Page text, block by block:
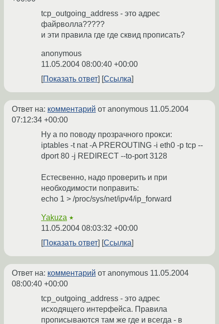
tcp_outgoing_address - это адрес
файрволла?????
и эти правила где где сквид прописать?
anonymous
11.05.2004 08:00:40 +00:00
Показать ответ
Ссылка
Ответ на: комментарий от anonymous 11.05.2004
07:12:34 +00:00
Ну а по поводу прозрачного прокси:
iptables -t nat -A PREROUTING -i eth0 -p tcp --
dport 80 -j REDIRECT --to-port 3128
Естесвенно, надо проверить и при
необходимости поправить:
echo 1 > /proc/sys/net/ipv4/ip_forward
Yakuza ★
11.05.2004 08:03:32 +00:00
Показать ответ
Ссылка
Ответ на: комментарий от anonymous 11.05.2004
08:00:40 +00:00
tcp_outgoing_address - это адрес
исходящего интерфейса. Правила
прописываются там же где и всегда - в